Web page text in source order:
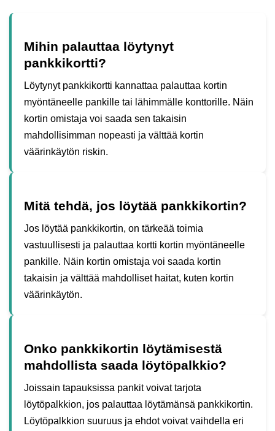
Mihin palauttaa löytynyt
pankkikortti?
Löytynyt pankkikortti kannattaa palauttaa kortin
myöntäneelle pankille tai lähimmälle konttorille. Näin
kortin omistaja voi saada sen takaisin
mahdollisimman nopeasti ja välttää kortin
väärinkäytön riskin.
Mitä tehdä, jos löytää pankkikortin?
Jos löytää pankkikortin, on tärkeää toimia
vastuullisesti ja palauttaa kortti kortin myöntäneelle
pankille. Näin kortin omistaja voi saada kortin
takaisin ja välttää mahdolliset haitat, kuten kortin
väärinkäytön.
Onko pankkikortin löytämisestä
mahdollista saada löytöpalkkio?
Joissain tapauksissa pankit voivat tarjota
löytöpalkkion, jos palauttaa löytämänsä pankkikortin.
Löytöpalkkion suuruus ja ehdot voivat vaihdella eri